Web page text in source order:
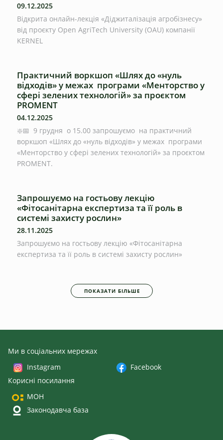
09.12.2025
Відкрита онлайн-лекція «Діджиталізація агробізнесу»
від проєкту Open AgriTech University (OAU) компанії
KERNEL
Практичний воркшоп «Шлях до «нуль
відходів» у межах програми «Менторство у
сфері зелених технологій» за проєктом
PROMENT
04.12.2025
❇️📅 9 грудня о 15.00 запрошуємо на практичний
воркшоп «Шлях до «нуль відходів» у межах програми
«Менторство у сфері зелених технологій» за проєктом
PROMENT.
Запрошуємо на гостьову лекцію
«Фітосанітарна експертиза та її роль в
системі захисту рослин»
28.11.2025
Запрошуємо на гостьову лекцію «Фітосанітарна
експертиза та її роль в системі захисту рослин»
ПОКАЗАТИ БІЛЬШЕ
Ми в соціальних мережах
Instagram
Facebook
Корисні посилання
МОН
Законодавча база